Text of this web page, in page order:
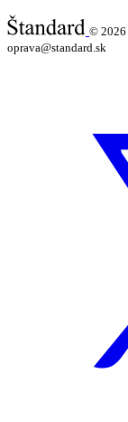
© 2026
oprava@standard.sk